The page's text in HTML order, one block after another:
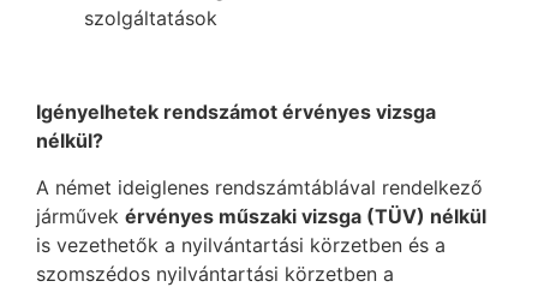
Igényelhetek rendszámot érvényes vizsga
nélkül?
A német ideiglenes rendszámtáblával rendelkező
járművek érvényes műszaki vizsga (TÜV) nélkül
is vezethetők a nyilvántartási körzetben és a
szomszédos nyilvántartási körzetben a